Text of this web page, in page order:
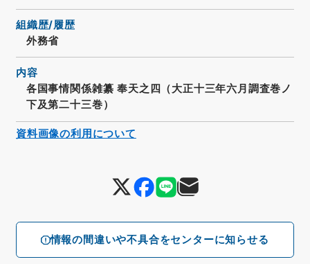
情報の間違いや不具合をセンターに知らせる
組織歴/履歴
外務省
内容
各国事情関係雑纂 奉天之四（大正十三年六月調査巻ノ
下及第二十三巻）
資料画像の利用について